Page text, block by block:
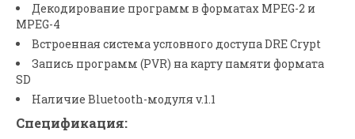
Декодирование программ в форматах MPEG-2 и
МРЕG-4
Встроенная система условного доступа DRE Crypt
Запись программ (PVR) на карту памяти формата
SD
Наличие Bluetooth-модуля v.1.1
Спецификация: